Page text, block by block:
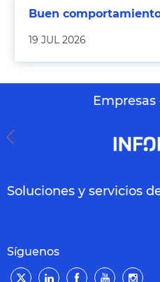
Buen
19 JUL 2026
Soluciones y servicios
Síguenos